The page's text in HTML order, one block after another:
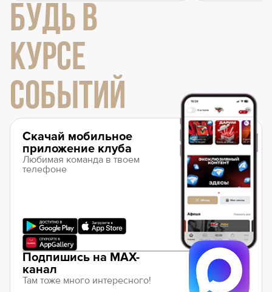
БУДЬ В
КУРСЕ
СОБЫТИЙ
Скачай мобильное
приложение клуба
Любимая команда в твоем
телефоне
Подпишись на MAX-
канал
Там тоже много интересного!